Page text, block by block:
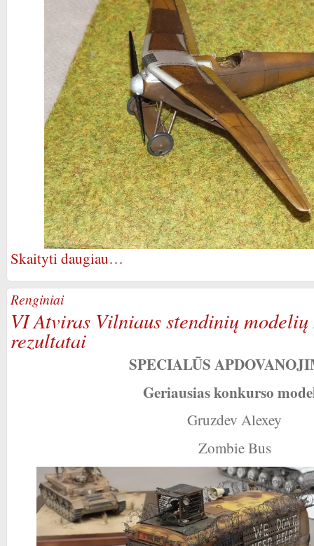
Skaityti daugiau…
Renginiai
VI Atviras Vilniaus stendinių modelių
rezultatai
SPECIALŪS
Geriausias konkurso
Gruzdev Alexey
Zombie Bus